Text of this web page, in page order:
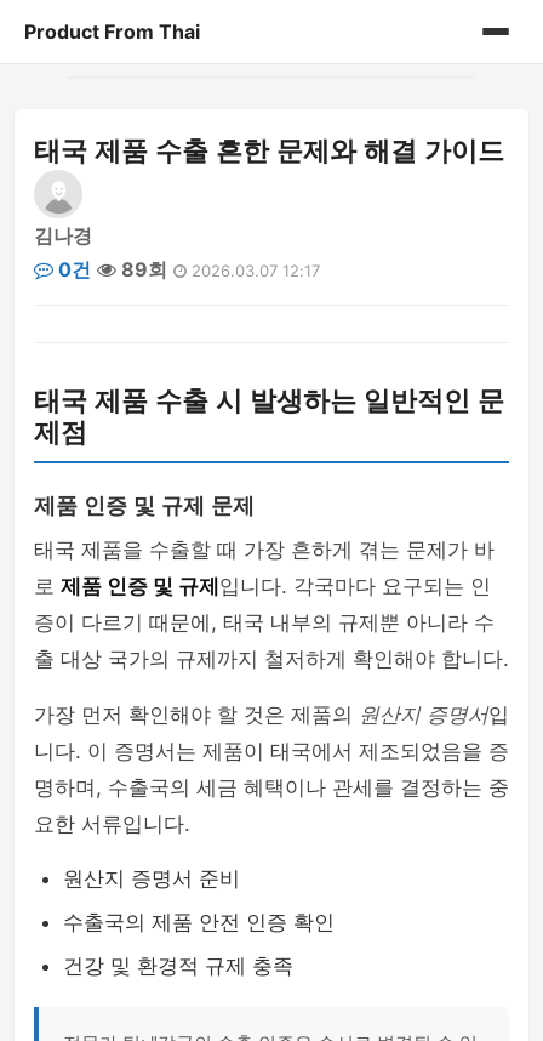
Product From Thai
게시판
태국 제품 수출 흔한 문제와 해결 가이드
김나경
0건
89회 2026.03.07 12:17
태국 제품 수출 시 발생하는 일반적인 문
제점
제품 인증 및 규제 문제
태국 제품을 수출할 때 가장 흔하게 겪는 문제가 바
로 제품 인증 및 규제 입니다. 각국마다 요구되는 인
증이 다르기 때문에, 태국 내부의 규제뿐 아니라 수
출 대상 국가의 규제까지 철저하게 확인해야 합니다.
가장 먼저 확인해야 할 것은 제품의 원산지 증명서입
니다. 이 증명서는 제품이 태국에서 제조되었음을 증
명하며, 수출국의 세금 혜택이나 관세를 결정하는 중
요한 서류입니다.
원산지 증명서 준비
수출국의 제품 안전 인증 확인
건강 및 환경적 규제 충족